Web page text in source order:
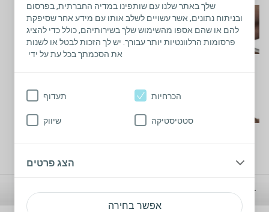
שלך באתר שלנו עם שותפינו במדיה החברתית, בפרסום
ובניתוח נתונים, אשר עשויים לשלב אותו עם מידע אחר שסיפקת
להם או שהם אספו מהשימוש שלך בשירותיהם, כולל כדי להציג
פרסומות הרלוונטיות יותר עבורך. יש לך הזכות לבטל או לשנות
את הסכמתך בכל עת על ידי
אפשר בחירה
הכרחיות תעדוף
סטטיסטיקה שיווק
הצג פרטים
הסרה
הצג סרטון
הצג סרטון
סטומה